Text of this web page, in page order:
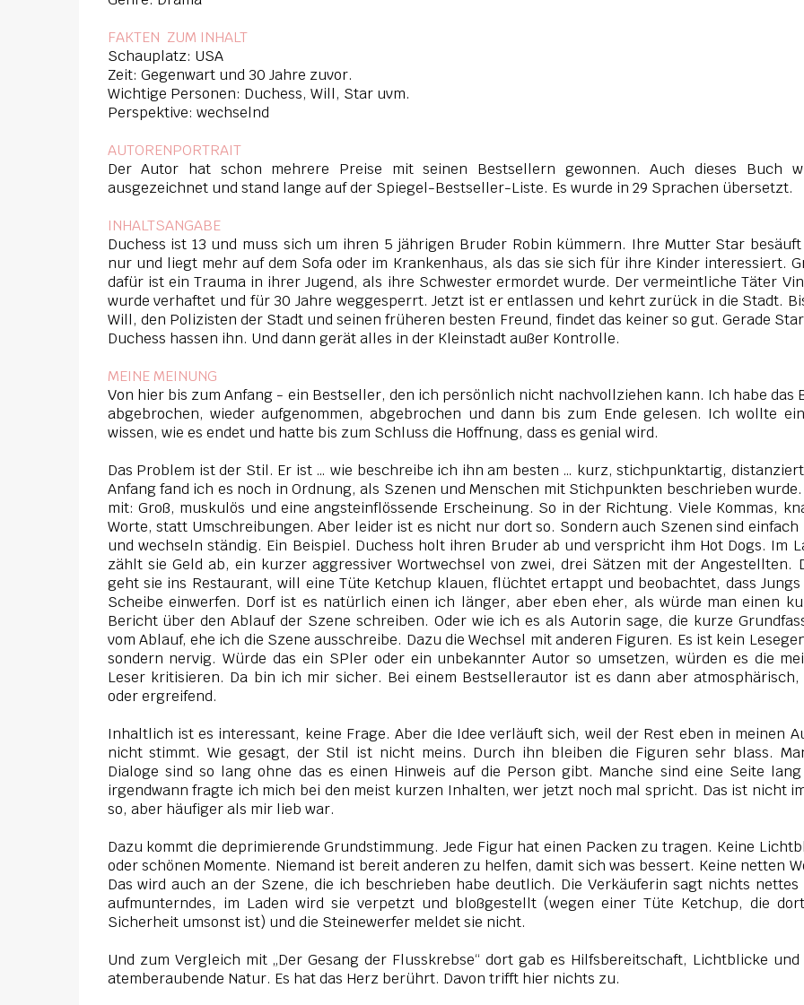
FAKTEN ZUM INHALT
Schauplatz: USA
Zeit: Gegenwart und 30 Jahre zuvor.
Wichtige Personen: Duchess, Will, Star uvm.
Perspektive: wechselnd
AUTORENPORTRAIT
Der Autor hat schon mehrere Preise mit seinen Bestsellern gewonnen. Auch dieses Buch
ausgezeichnet und stand lange auf der Spiegel-Bestseller-Liste. Es wurde in 29 Sprachen übersetzt.
INHALTSANGABE
Duchess ist 13 und muss sich um ihren 5 jährigen Bruder Robin kümmern. Ihre Mutter Star besäuft
nur und liegt mehr auf dem Sofa oder im Krankenhaus, als das sie sich für ihre Kinder interessiert.
dafür ist ein Trauma in ihrer Jugend, als ihre Schwester ermordet wurde. Der vermeintliche Täter
wurde verhaftet und für 30 Jahre weggesperrt. Jetzt ist er entlassen und kehrt zurück in die Stadt.
Will, den Polizisten der Stadt und seinen früheren besten Freund, findet das keiner so gut. Gerade
Duchess hassen ihn. Und dann gerät alles in der Kleinstadt außer Kontrolle.
MEINE MEINUNG
Von hier bis zum Anfang - ein Bestseller, den ich persönlich nicht nachvollziehen kann. Ich habe das
abgebrochen, wieder aufgenommen, abgebrochen und dann bis zum Ende gelesen. Ich wollte
wissen, wie es endet und hatte bis zum Schluss die Hoffnung, dass es genial wird.
Das Problem ist der Stil. Er ist … wie beschreibe ich ihn am besten … kurz, stichpunktartig,
Anfang fand ich es noch in Ordnung, als Szenen und Menschen mit Stichpunkten beschrieben
mit: Groß, muskulös und eine angsteinflössende Erscheinung. So in der Richtung. Viele Kommas,
Worte, statt Umschreibungen. Aber leider ist es nicht nur dort so. Sondern auch Szenen sind
und wechseln ständig. Ein Beispiel. Duchess holt ihren Bruder ab und verspricht ihm Hot Dogs. Im
zählt sie Geld ab, ein kurzer aggressiver Wortwechsel von zwei, drei Sätzen mit der Angestellten.
geht sie ins Restaurant, will eine Tüte Ketchup klauen, flüchtet ertappt und beobachtet, dass Jungs
Scheibe einwerfen. Dorf ist es natürlich einen ich länger, aber eben eher, als würde man einen
Bericht über den Ablauf der Szene schreiben. Oder wie ich es als Autorin sage, die kurze
vom Ablauf, ehe ich die Szene ausschreibe. Dazu die Wechsel mit anderen Figuren. Es ist kein
sondern nervig. Würde das ein SPler oder ein unbekannter Autor so umsetzen, würden es die
Leser kritisieren. Da bin ich mir sicher. Bei einem Bestsellerautor ist es dann aber atmosphärisch,
oder ergreifend.
Inhaltlich ist es interessant, keine Frage. Aber die Idee verläuft sich, weil der Rest eben in meinen
nicht stimmt. Wie gesagt, der Stil ist nicht meins. Durch ihn bleiben die Figuren sehr blass.
Dialoge sind so lang ohne das es einen Hinweis auf die Person gibt. Manche sind eine Seite
irgendwann fragte ich mich bei den meist kurzen Inhalten, wer jetzt noch mal spricht. Das ist nicht
so, aber häufiger als mir lieb war.
Dazu kommt die deprimierende Grundstimmung. Jede Figur hat einen Packen zu tragen. Keine
oder schönen Momente. Niemand ist bereit anderen zu helfen, damit sich was bessert. Keine netten
Das wird auch an der Szene, die ich beschrieben habe deutlich. Die Verkäuferin sagt nichts nettes
aufmunterndes, im Laden wird sie verpetzt und bloßgestellt (wegen einer Tüte Ketchup, die
Sicherheit umsonst ist) und die Steinewerfer meldet sie nicht.
Und zum Vergleich mit „Der Gesang der Flusskrebse“ dort gab es Hilfsbereitschaft, Lichtblicke und
atemberaubende Natur. Es hat das Herz berührt. Davon trifft hier nichts zu.